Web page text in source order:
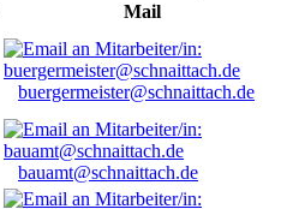
Mail
buergermeister@schnaittach.de
bauamt@schnaittach.de